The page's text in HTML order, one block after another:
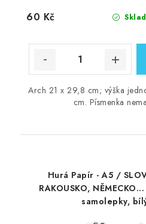
60 Kč
Arch 21 x 29,8 cm; výška
cm. Písmenka
Hurá Papír - A5 /
RAKOUSKO,
samolepky,